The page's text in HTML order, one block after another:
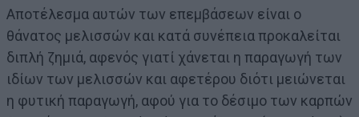
Αποτέλεσμα αυτών των επεμβάσεων είναι ο
θάνατος μελισσών και κατά συνέπεια προκαλείται
διπλή ζημιά, αφενός γιατί χάνεται η παραγωγή των
ιδίων των μελισσών και αφετέρου διότι μειώνεται
η φυτική παραγωγή, αφού για το δέσιμο των καρπών